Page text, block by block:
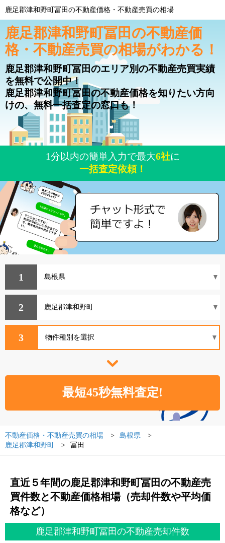
鹿足郡津和野町冨田の不動産価格・不動産売買の相場
鹿足郡津和野町冨田の不動産価
格・不動産売買の相場がわかる！
鹿足郡津和野町冨田のエリア別の不動産売買実績
を無料で公開中！
鹿足郡津和野町冨田の不動産価格を知りたい方向
けの、無料一括査定の窓口も！
1分以内の簡単入力で最大6社に
一括査定依頼！
1
2
3
不動産価格・不動産売買の相場
島根県
鹿足郡津和野町
冨田
直近５年間の鹿足郡津和野町冨田の不動産売
買件数と不動産価格相場（売却件数や平均価
格など）
鹿足郡津和野町冨田の不動産売却件数